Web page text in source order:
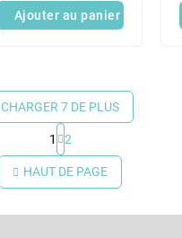
Ajouter au panier
C
o
n
t
CHARGER 7 DE PLUS
1 2
HAUT DE PAGE